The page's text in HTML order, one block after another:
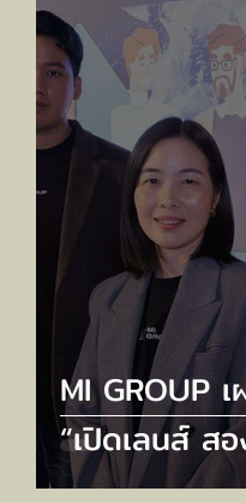
MI GROUP
“เปิดเลนส์ สอ
พลัง” เจาะลึ